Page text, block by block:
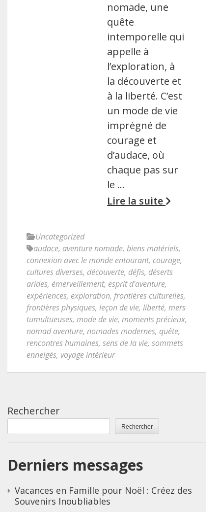
nomade, une
quête
intemporelle qui
appelle à
l’exploration, à
la découverte et
à la liberté. C’est
un mode de vie
imprégné de
courage et
d’audace, où
chaque pas sur
le …
Lire la suite
Uncategorized
audace, aventure nomade, biens matériels,
connexion avec le monde entourant, courage,
cultures diverses, découverte, défis, déserts
arides, émerveillement, esprit d'aventure,
expériences, exploration, frontières culturelles,
frontières physiques, leçon de vie, liberté, mers
tumultueuses, mode de vie, moments précieux,
nomad aventure, nomades modernes, quête,
rencontres humaines, sens de la vie, sommets
enneigés, voyage intérieur
Rechercher
Rechercher
Derniers messages
Vacances en Famille pour Noël : Créez des
Souvenirs Inoubliables